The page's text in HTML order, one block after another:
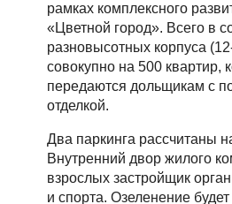
рамках комплексного
«Цветной город». Всего в
разновысотных корпуса
совокупно на 500 квартир,
передаются дольщикам с
отделкой.
Два паркинга рассчитаны
Внутренний двор жилого
взрослых застройщик
и спорта. Озеленение